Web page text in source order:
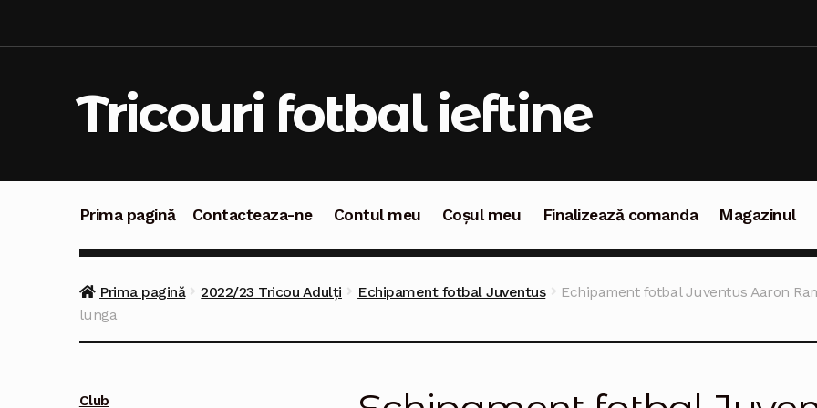
Tricouri fotbal ieftine
Prima pagină Contacteaza-ne Contul meu Coșul meu Finalizează comanda Magazinul
Prima pagină 2022/23 Tricou Adulți Echipament fotbal Juventus
Echipament fotbal Juventus Aaron
lunga
Club